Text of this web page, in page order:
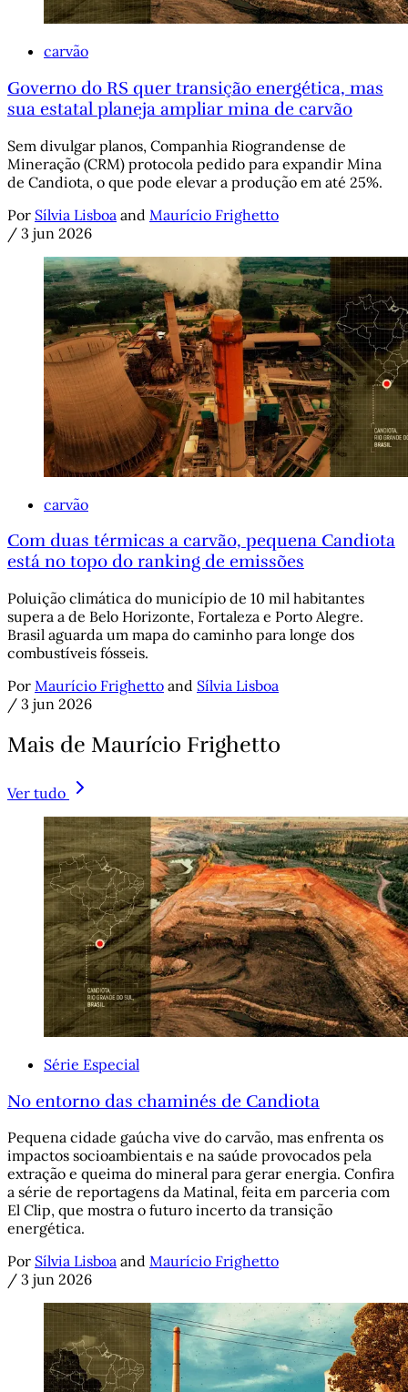
carvão
Governo do RS quer transição energética, mas
sua estatal planeja ampliar mina de carvão
Sem divulgar planos, Companhia Riograndense de
Mineração (CRM) protocola pedido para expandir Mina
de Candiota, o que pode elevar a produção em até 25%.
Por Sílvia Lisboa and Maurício Frighetto
/ 3 jun 2026
carvão
Com duas térmicas a carvão, pequena Candiota
está no topo do ranking de emissões
Poluição climática do município de 10 mil habitantes
supera a de Belo Horizonte, Fortaleza e Porto Alegre.
Brasil aguarda um mapa do caminho para longe dos
combustíveis fósseis.
Por Maurício Frighetto and Sílvia Lisboa
/ 3 jun 2026
Mais de Maurício Frighetto
Ver tudo
Série Especial
No entorno das chaminés de Candiota
Pequena cidade gaúcha vive do carvão, mas enfrenta os
impactos socioambientais e na saúde provocados pela
extração e queima do mineral para gerar energia. Confira
a série de reportagens da Matinal, feita em parceria com
El Clip, que mostra o futuro incerto da transição
energética.
Por Sílvia Lisboa and Maurício Frighetto
/ 3 jun 2026